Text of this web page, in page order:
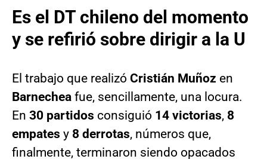
Es el DT chileno del momento
y se refirió sobre dirigir a la U
El trabajo que realizó Cristián Muñoz en
Barnechea fue, sencillamente, una locura.
En 30 partidos consiguió 14 victorias, 8
empates y 8 derrotas, números que,
finalmente, terminaron siendo opacados